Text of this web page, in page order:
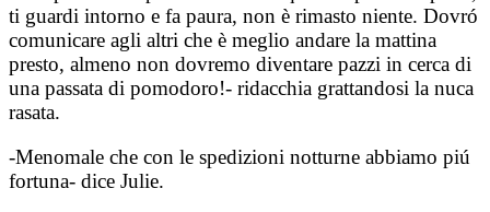
ti guardi intorno e fa paura, non è rimasto niente. Dovró
comunicare agli altri che è meglio andare la mattina
presto, almeno non dovremo diventare pazzi in cerca di
una passata di pomodoro!- ridacchia grattandosi la nuca
rasata.
-Menomale che con le spedizioni notturne abbiamo piú
fortuna- dice Julie.